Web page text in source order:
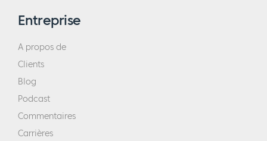
Entreprise
A propos de
Clients
Blog
Podcast
Commentaires
Carrières